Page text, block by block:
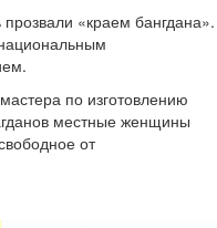
«краем бангдана».
по изготовлению
местные женщины
от